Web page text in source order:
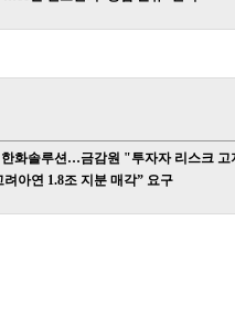
화솔루션…금감원 "투자자 리스크 고
아연 1.8조 지분 매각” 요구